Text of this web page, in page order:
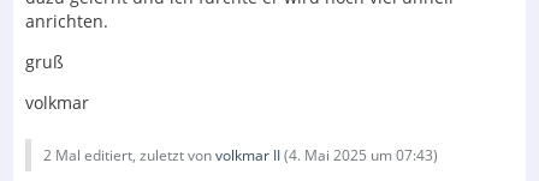
anrichten.
gruß
volkmar
2 Mal editiert, zuletzt vonvolkmar II(4. Mai 2025 um 07:43)